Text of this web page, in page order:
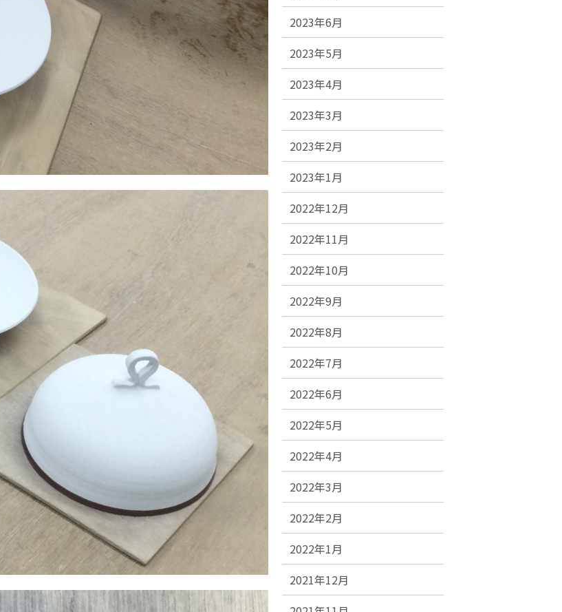
2023年6月
2023年5月
2023年4月
2023年3月
2023年2月
2023年1月
2022年12月
2022年11月
2022年10月
2022年9月
2022年8月
2022年7月
2022年6月
2022年5月
2022年4月
2022年3月
2022年2月
2022年1月
2021年12月